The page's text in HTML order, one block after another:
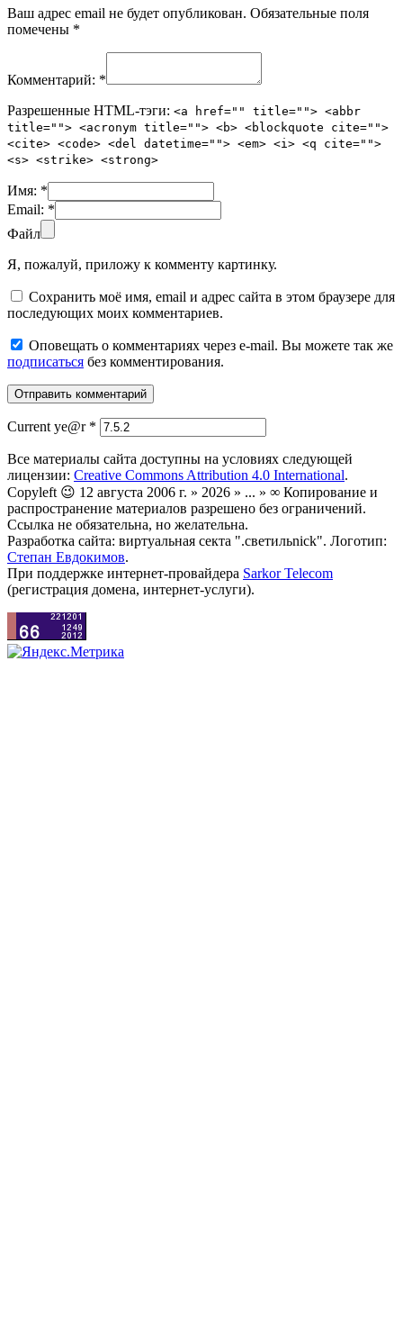
Ваш адрес email не будет опубликован. Обязательные поля
помечены *
Комментарий: *
Разрешенные HTML-тэги: <a href="" title=""> <abbr
title=""> <acronym title=""> <b> <blockquote cite="">
<cite> <code> <del datetime=""> <em> <i> <q cite="">
<s> <strike> <strong>
Имя: *
Email: *
Файл
Я, пожалуй, приложу к комменту картинку.
Сохранить моё имя, email и адрес сайта в этом браузере для
последующих моих комментариев.
Оповещать о комментариях через e-mail. Вы можете так же
подписаться без комментирования.
Current ye@r *
Все материалы сайта доступны на условиях следующей
лицензии: Creative Commons Attribution 4.0 International.
Copyleft 😉 12 августа 2006 г. » 2026 » ... » ∞ Копирование и
распространение материалов разрешено без ограничений.
Ссылка не обязательна, но желательна.
Разработка сайта: виртуальная секта ".светильnick". Логотип:
Степан Евдокимов.
При поддержке интернет-провайдера Sarkor Telecom
(регистрация домена, интернет-услуги).